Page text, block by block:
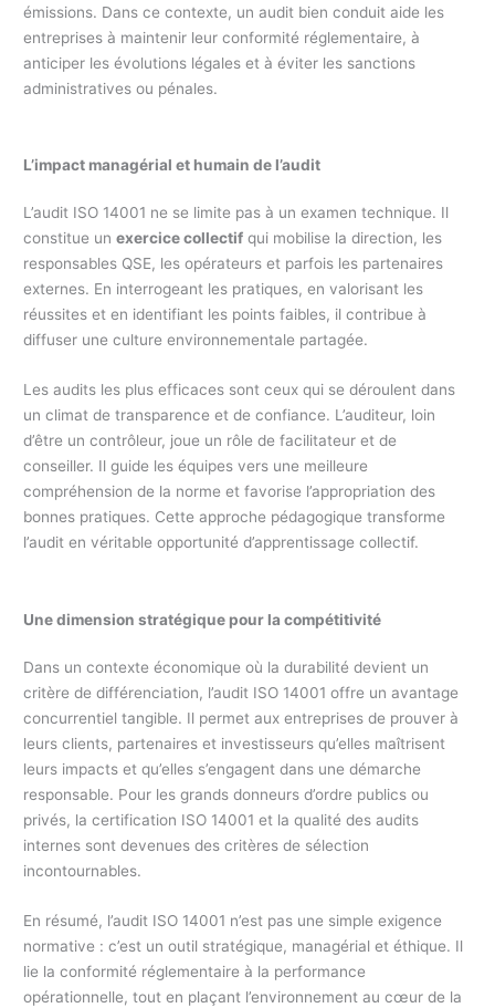
émissions. Dans ce contexte, un audit bien conduit aide les
entreprises à maintenir leur conformité réglementaire, à
anticiper les évolutions légales et à éviter les sanctions
administratives ou pénales.
L’impact managérial et humain de l’audit
L’audit ISO 14001 ne se limite pas à un examen technique. Il
constitue unexercice collectif qui mobilise la direction, les
responsables QSE, les opérateurs et parfois les partenaires
externes. En interrogeant les pratiques, en valorisant les
réussites et en identifiant les points faibles, il contribue à
diffuser une culture environnementale partagée.
Les audits les plus efficaces sont ceux qui se déroulent dans
un climat de transparence et de confiance. L’auditeur, loin
d’être un contrôleur, joue un rôle de facilitateur et de
conseiller. Il guide les équipes vers une meilleure
compréhension de la norme et favorise l’appropriation des
bonnes pratiques. Cette approche pédagogique transforme
l’audit en véritable opportunité d’apprentissage collectif.
Une dimension stratégique pour la compétitivité
Dans un contexte économique où la durabilité devient un
critère de différenciation, l’audit ISO 14001 offre un avantage
concurrentiel tangible. Il permet aux entreprises de prouver à
leurs clients, partenaires et investisseurs qu’elles maîtrisent
leurs impacts et qu’elles s’engagent dans une démarche
responsable. Pour les grands donneurs d’ordre publics ou
privés, la certification ISO 14001 et la qualité des audits
internes sont devenues des critères de sélection
incontournables.
En résumé, l’audit ISO 14001 n’est pas une simple exigence
normative : c’est un outil stratégique, managérial et éthique. Il
lie la conformité réglementaire à la performance
opérationnelle, tout en plaçant l’environnement au cœur de la